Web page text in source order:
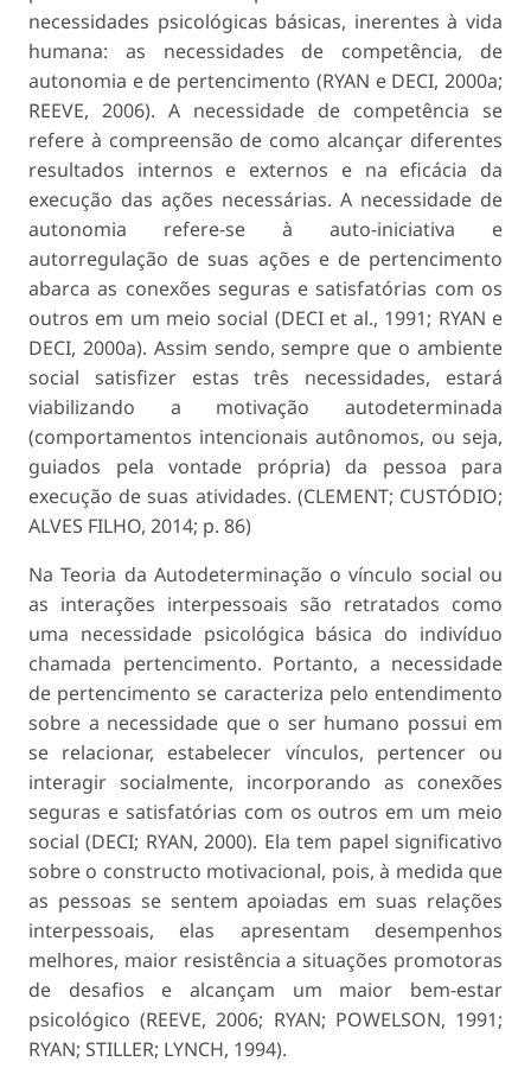
necessidades psicológicas básicas, inerentes à vida
humana: as necessidades de competência, de
autonomia e de pertencimento (RYAN e DECI, 2000a;
REEVE, 2006). A necessidade de competência se
refere à compreensão de como alcançar diferentes
resultados internos e externos e na eficácia da
execução das ações necessárias. A necessidade de
autonomia refere-se à auto-iniciativa e
autorregulação de suas ações e de pertencimento
abarca as conexões seguras e satisfatórias com os
outros em um meio social (DECI et al., 1991; RYAN e
DECI, 2000a). Assim sendo, sempre que o ambiente
social satisfizer estas três necessidades, estará
viabilizando a motivação autodeterminada
(comportamentos intencionais autônomos, ou seja,
guiados pela vontade própria) da pessoa para
execução de suas atividades. (CLEMENT; CUSTÓDIO;
ALVES FILHO, 2014; p. 86)
Na Teoria da Autodeterminação o vínculo social ou
as interações interpessoais são retratados como
uma necessidade psicológica básica do indivíduo
chamada pertencimento. Portanto, a necessidade
de pertencimento se caracteriza pelo entendimento
sobre a necessidade que o ser humano possui em
se relacionar, estabelecer vínculos, pertencer ou
interagir socialmente, incorporando as conexões
seguras e satisfatórias com os outros em um meio
social (DECI; RYAN, 2000). Ela tem papel significativo
sobre o constructo motivacional, pois, à medida que
as pessoas se sentem apoiadas em suas relações
interpessoais, elas apresentam desempenhos
melhores, maior resistência a situações promotoras
de desafios e alcançam um maior bem-estar
psicológico (REEVE, 2006; RYAN; POWELSON, 1991;
RYAN; STILLER; LYNCH, 1994).